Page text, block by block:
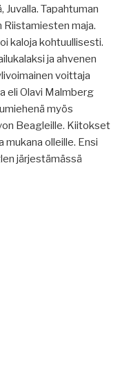
Tapahtuman
Riistamiesten maja.
kaloja kohtuullisesti.
ja ahvenen
voittaja
eli Olavi Malmberg
myös
Beagleille. Kiitokset
mukana olleille. Ensi
järjestämässä